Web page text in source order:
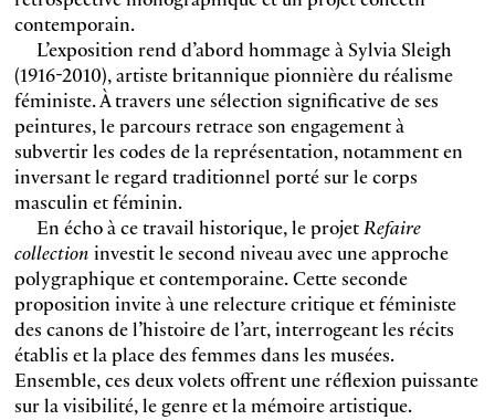
contemporain.
L’exposition rend d’abord hommage à Sylvia Sleigh
(1916-2010), artiste britannique pionnière du réalisme
féministe. À travers une sélection significative de ses
peintures, le parcours retrace son engagement à
subvertir les codes de la représentation, notamment en
inversant le regard traditionnel porté sur le corps
masculin et féminin.
En écho à ce travail historique, le projetRefaire
collection investit le second niveau avec une approche
polygraphique et contemporaine. Cette seconde
proposition invite à une relecture critique et féministe
des canons de l’histoire de l’art, interrogeant les récits
établis et la place des femmes dans les musées.
Ensemble, ces deux volets offrent une réflexion puissante
sur la visibilité, le genre et la mémoire artistique.